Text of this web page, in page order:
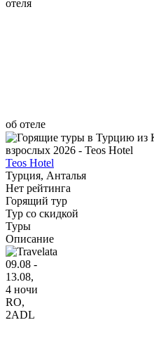
отеля
об отеле
Teos Hotel
Турция, Анталья
Нет рейтинга
Горящий тур
Тур со скидкой
Туры
Описание
09.08 -
13.08,
4 ночи
RO,
2ADL